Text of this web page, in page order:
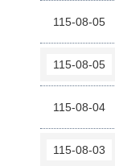
115-08-05
115-08-05
115-08-04
115-08-03